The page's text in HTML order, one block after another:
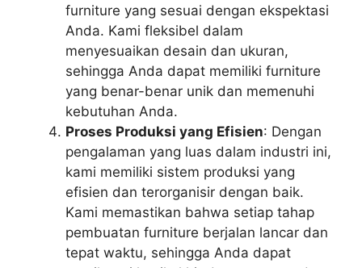
furniture yang sesuai dengan ekspektasi
Anda. Kami fleksibel dalam
menyesuaikan desain dan ukuran,
sehingga Anda dapat memiliki furniture
yang benar-benar unik dan memenuhi
kebutuhan Anda.
Proses Produksi yang Efisien: Dengan
pengalaman yang luas dalam industri ini,
kami memiliki sistem produksi yang
efisien dan terorganisir dengan baik.
Kami memastikan bahwa setiap tahap
pembuatan furniture berjalan lancar dan
tepat waktu, sehingga Anda dapat